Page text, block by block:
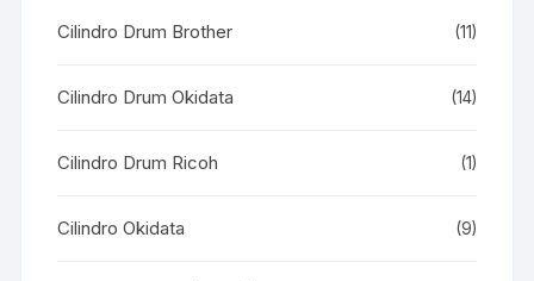
Cilindro Drum Brother (11)
Cilindro Drum Okidata (14)
Cilindro Drum Ricoh (1)
Cilindro Okidata (9)